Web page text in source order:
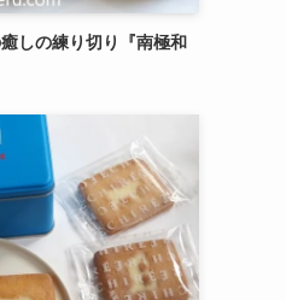
しの練り切り『南極和